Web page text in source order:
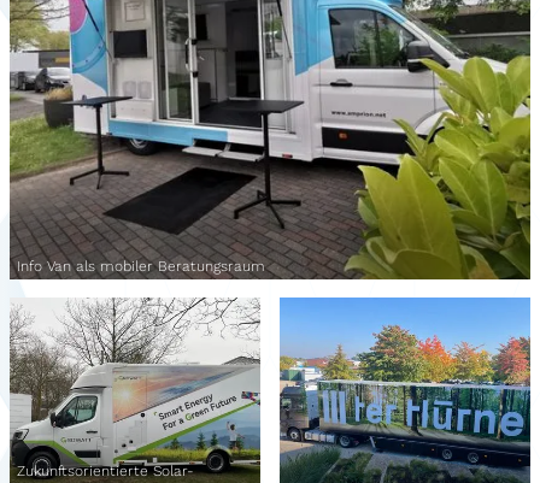
Info Van als mobiler Beratungsraum
Zukunftsorientierte Solar-